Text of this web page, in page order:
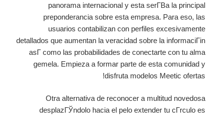
panorama internacional y esta serГ­В­a la principal
preponderancia sobre esta empresa. Para eso, las
usuarios contabilizan con perfiles excesivamente
detallados que aumentan la veracidad sobre la informaciГіn
asГ­ como las probabilidades de conectarte con tu alma
gemela. Empieza a formar parte de esta comunidad y
disfruta modelos Meetic ofertas!
Otra alternativa de reconocer a multitud novedosa
desplazГЎndolo hacia el pelo extender tu cГ­rculo es